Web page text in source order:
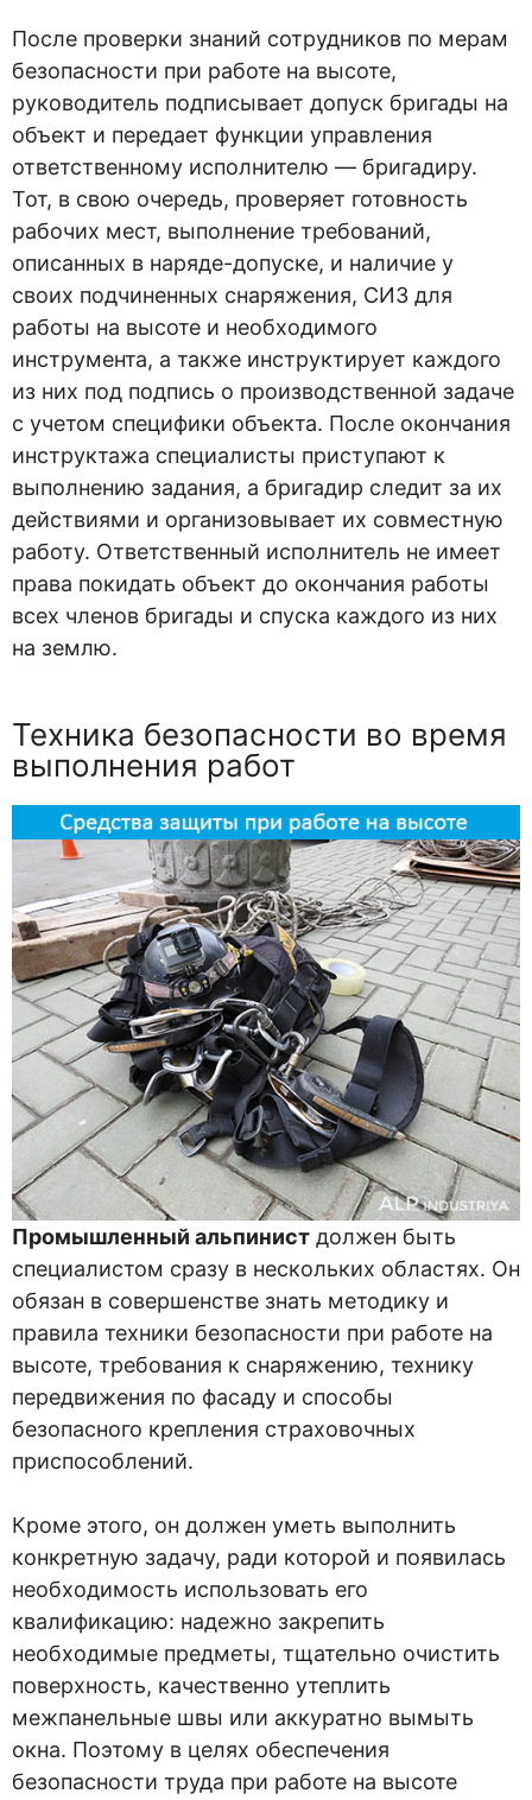
После проверки знаний сотрудников по мерам
безопасности при работе на высоте,
руководитель подписывает допуск бригады на
объект и передает функции управления
ответственному исполнителю — бригадиру.
Тот, в свою очередь, проверяет готовность
рабочих мест, выполнение требований,
описанных в наряде-допуске, и наличие у
своих подчиненных снаряжения, СИЗ для
работы на высоте и необходимого
инструмента, а также инструктирует каждого
из них под подпись о производственной задаче
с учетом специфики объекта. После окончания
инструктажа специалисты приступают к
выполнению задания, а бригадир следит за их
действиями и организовывает их совместную
работу. Ответственный исполнитель не имеет
права покидать объект до окончания работы
всех членов бригады и спуска каждого из них
на землю.
Техника безопасности во время
выполнения работ
Промышленный альпинист должен быть
специалистом сразу в нескольких областях. Он
обязан в совершенстве знать методику и
правила техники безопасности при работе на
высоте, требования к снаряжению, технику
передвижения по фасаду и способы
безопасного крепления страховочных
приспособлений.
Кроме этого, он должен уметь выполнить
конкретную задачу, ради которой и появилась
необходимость использовать его
квалификацию: надежно закрепить
необходимые предметы, тщательно очистить
поверхность, качественно утеплить
межпанельные швы или аккуратно вымыть
окна. Поэтому в целях обеспечения
безопасности труда при работе на высоте